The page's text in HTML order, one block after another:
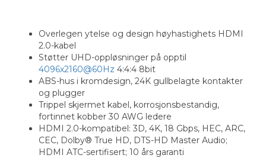
Overlegen ytelse og design høyhastighets HDMI
2.0-kabel
Støtter UHD-oppløsninger på opptil
4096x2160@60Hz 4:4:4 8bit
ABS-hus i kromdesign, 24K gullbelagte kontakter
og plugger
Trippel skjermet kabel, korrosjonsbestandig,
fortinnet kobber 30 AWG ledere
HDMI 2.0-kompatibel: 3D, 4K, 18 Gbps, HEC, ARC,
CEC, Dolby® True HD, DTS-HD Master Audio;
HDMI ATC-sertifisert; 10 års garanti